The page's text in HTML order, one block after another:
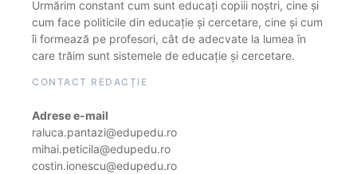
Urmărim constant cum sunt educați copiii noștri, cine și
cum face politicile din educație și cercetare, cine și cum
îi formează pe profesori, cât de adecvate la lumea în
care trăim sunt sistemele de educație și cercetare.
CONTACT REDACȚIE
Adrese e-mail
raluca.pantazi@edupedu.ro
mihai.peticila@edupedu.ro
costin.ionescu@edupedu.ro